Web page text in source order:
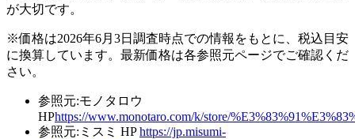
が大切です。
※価格は2026年6月3日調査時点での情報をもとに、税込目安
に換算しています。最新価格は各参照元ページでご確認くだ
さい。
参照元:モノタロウ
HPhttps://www.monotaro.com/k/store/
参照元:ミスミ HPhttps://jp.misumi-